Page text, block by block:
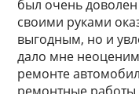
был очень доволен
своими руками
выгодным, но и
дало мне
ремонте